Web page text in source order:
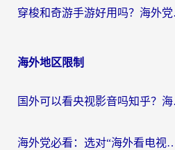
穿梭和
海外地区限制
国外可
海外党必看：选对“海外看电视剧软件”，